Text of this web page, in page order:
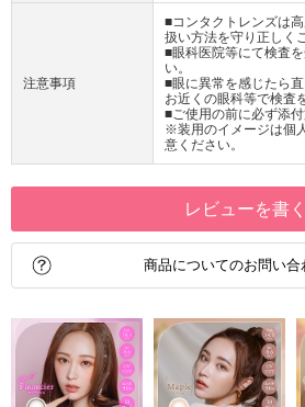
注意事項
■コンタクトレンズは
扱い方法を守り正しく
■眼科医院等にて検査
い。
■眼に異常を感じたら
お近くの眼科等で検査
■ご使用の前に必ず添
※装用のイメージは個
意ください。
レビューを書く
商品についてのお問い合